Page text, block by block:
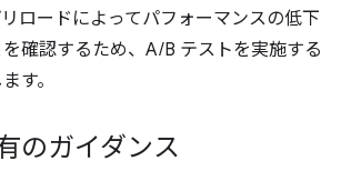
ロードによってパフォーマンスの低下
確認するため、A/B テストを実施する
す。
のガイダンス